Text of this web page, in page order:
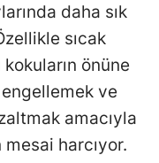
Eskişehir
Gaziantep
Giresun
Gümüşhane
daha sık
sıcak
önüne
ve
amacıyla
harcıyor.